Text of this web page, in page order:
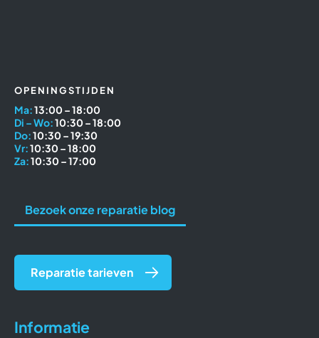
OPENINGSTIJDEN
Ma:13:00 – 18:00
Di – Wo:10:30 – 18:00
Do:10:30 – 19:30
Vr:10:30 – 18:00
Za:10:30 – 17:00
Informatie
Bezoek onze reparatie blog
Reparatie tarieven